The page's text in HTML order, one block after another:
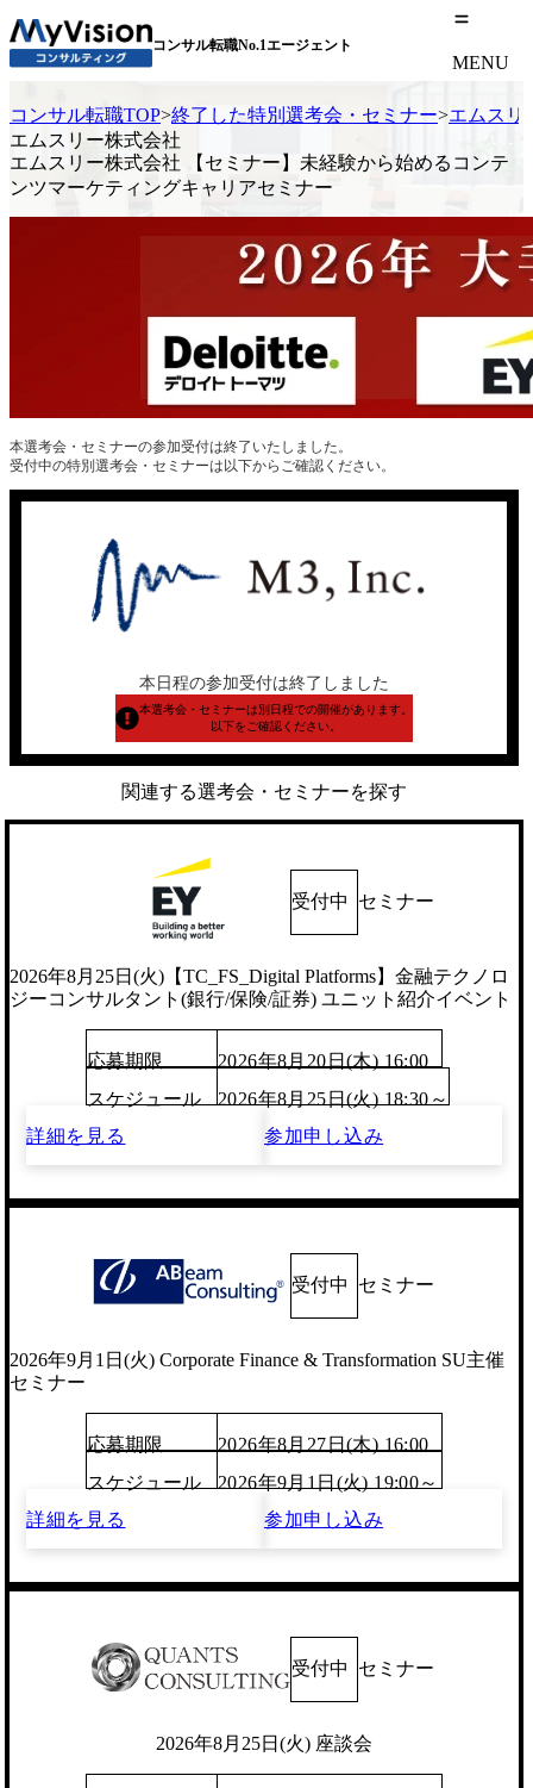
コンサル転職No.1エージェント
MENU
コンサル転職TOP>終了した特別選考会・セミナー>エムスリ
エムスリー株式会社
エムスリー株式会社 【セミナー】未経験から始めるコンテ
ンツマーケティングキャリアセミナー
本選考会・セミナーの参加受付は終了いたしました。
受付中の特別選考会・セミナーは以下からご確認ください。
本日程の参加受付は終了しました
本選考会・セミナーは別日程での開催があります。
以下をご確認ください。
関連する選考会・セミナーを探す
受付中 セミナー
2026年8月25日(火)【TC_FS_Digital Platforms】金融テクノロ
ジーコンサルタント(銀行/保険/証券) ユニット紹介イベント
応募期限
2026年8月20日(木) 16:00
スケジュール
2026年8月25日(火) 18:30～
詳細を見る
参加申し込み
受付中 セミナー
2026年9月1日(火) Corporate Finance & Transformation SU主催
セミナー
応募期限
2026年8月27日(木) 16:00
スケジュール
2026年9月1日(火) 19:00～
詳細を見る
参加申し込み
受付中 セミナー
2026年8月25日(火) 座談会